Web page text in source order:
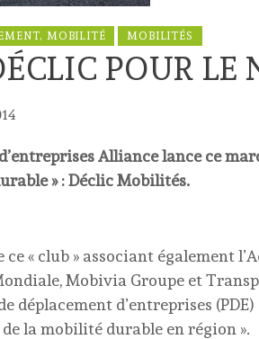
MOBILITÉ MOBILITÉS
POUR LE
Alliance lance ce
» : Déclic Mobilités.
ce « club » associant également
Mobivia Groupe et
déplacement d’entreprises
la mobilité durable en région ».